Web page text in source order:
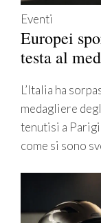
Eventi
Europei
testa al
L’Italia ha
medagliere
tenutisi a
come si sono